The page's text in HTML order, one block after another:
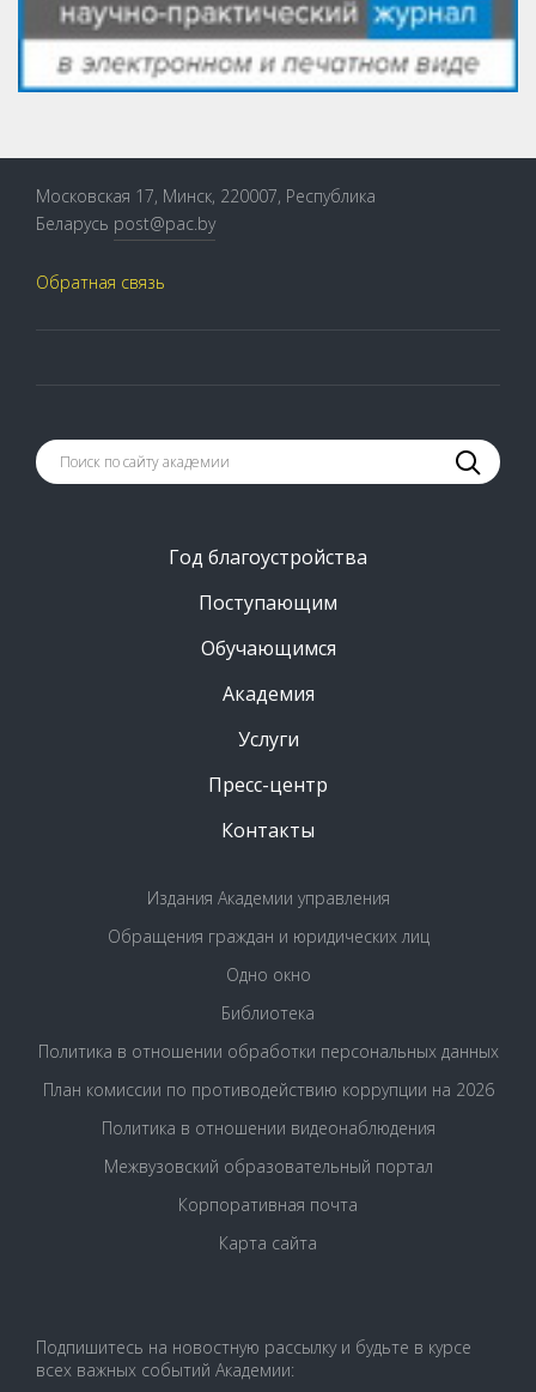
Московская 17, Минск, 220007, Республика
Беларусь post@pac.by
Обратная связь
Год благоустройства
Поступающим
Обучающимся
Академия
Услуги
Пресс-центр
Контакты
Издания Академии управления
Обращения граждан и юридических лиц
Одно окно
Библиотека
Политика в отношении обработки персональных данных
План комиссии по противодействию коррупции на 2026
Политика в отношении видеонаблюдения
Межвузовский образовательный портал
Корпоративная почта
Карта сайта
Подпишитесь на новостную рассылку и будьте в курсе
всех важных событий Академии: